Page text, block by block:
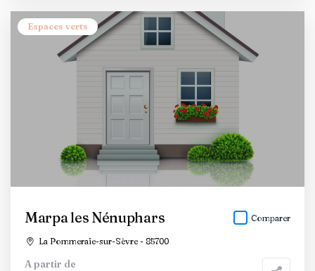
Espaces verts
Marpa les Nénuphars
La Pommeraie-sur-Sèvre - 85700
Comparer
A partir de